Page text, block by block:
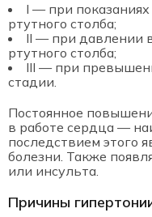
I — при
ртутного столба;
II — при давлении
ртутного столба;
III — при
стадии.
Постоянное
в работе сердца —
последствием этого
болезни. Также
или инсульта.
Причины